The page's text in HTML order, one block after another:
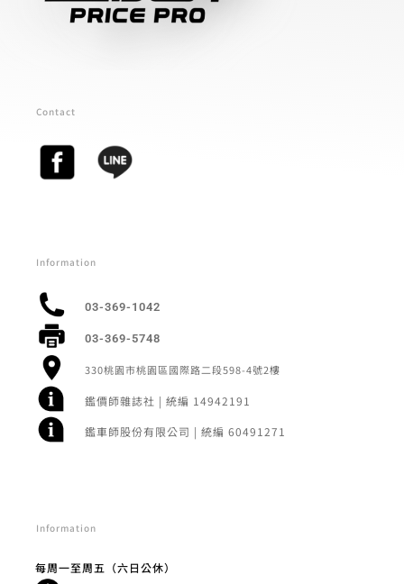
Contact
Information
03-369-1042
03-369-5748
330桃園市桃園區國際路二段598-4號2樓
鑑價師雜誌社 | 統編 14942191
鑑車師股份有限公司 | 統編 60491271
Information
每周一至周五（六日公休）